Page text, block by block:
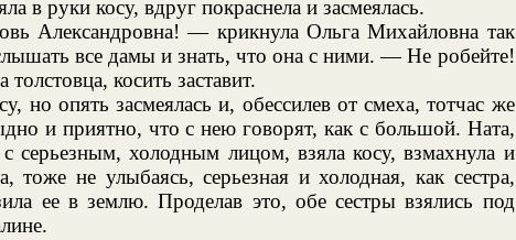
в руки косу, вдруг покраснела и засмеялась.
Александровна! — крикнула Ольга Михайловна так
все дамы и знать, что она с ними. — Не робейте!
косить заставит.
но опять засмеялась и, обессилев от смеха, тотчас же
и приятно, что с нею говорят, как с большой. Ната,
серьезным, холодным лицом, взяла косу, взмахнула и
тоже не улыбаясь, серьезная и холодная, как сестра,
ее в землю. Проделав это, обе сестры взялись под